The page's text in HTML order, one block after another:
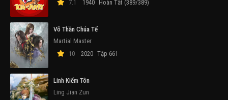
7.1
1940 Hoàn Tất (389/389)
Võ Thần Chúa Tể
Martial Master
10
2020 Tập 661
Linh Kiếm Tôn
Ling Jian Zun